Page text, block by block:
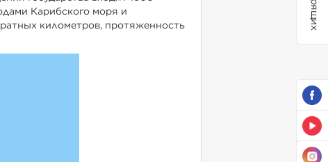
Карибского моря и
километров, протяженность